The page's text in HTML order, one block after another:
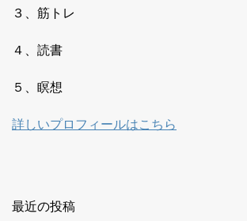
３、筋トレ
４、読書
５、瞑想
詳しいプロフィールはこちら
最近の投稿